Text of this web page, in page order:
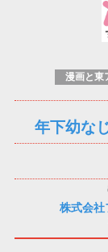
年下幼な
株式会社